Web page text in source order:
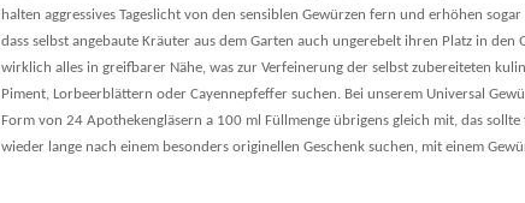
halten aggressives Tageslicht von den sensiblen Gewürzen fern und erhöhen
dass selbst angebaute Kräuter aus dem Garten auch ungerebelt ihren Platz in
wirklich alles in greifbarer Nähe, was zur Verfeinerung der selbst zubereiteten
Piment, Lorbeerblättern oder Cayennepfeffer suchen. Bei unserem Universal
Form von 24 Apothekengläsern a 100 ml Füllmenge übrigens gleich mit, das
wieder lange nach einem besonders originellen Geschenk suchen, mit einem